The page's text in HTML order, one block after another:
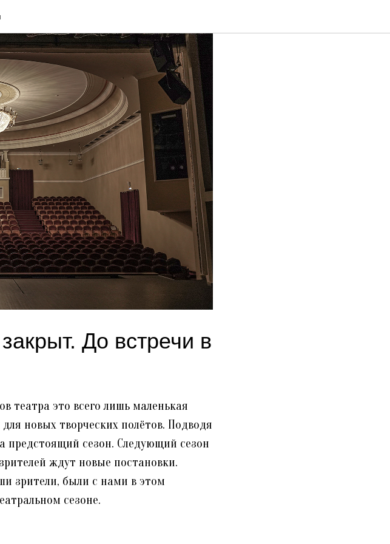
До встречи в
это всего лишь маленькая
новых творческих полётов. Подводя
предстоящий сезон. Следующий сезон
ждут новые постановки.
зрители, были с нами в этом
сезоне.